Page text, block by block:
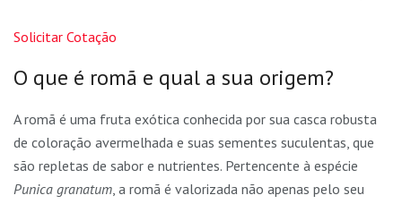
Solicitar Cotação
O que é romã e qual a sua origem?
A romã é uma fruta exótica conhecida por sua casca robusta
de coloração avermelhada e suas sementes suculentas, que
são repletas de sabor e nutrientes. Pertencente à espécie
Punica granatum , a romã é valorizada não apenas pelo seu